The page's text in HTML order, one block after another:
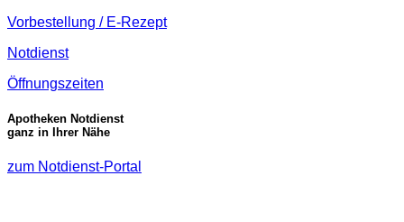
Vorbestellung / E-Rezept
Notdienst
Öffnungszeiten
Apotheken Notdienst
ganz in Ihrer Nähe
zum Notdienst-Portal